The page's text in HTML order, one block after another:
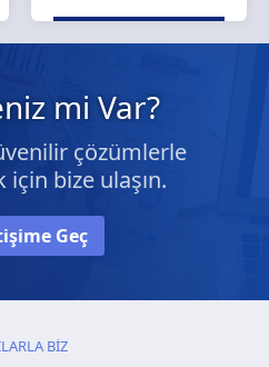
mi Var?
çözümlerle
bize ulaşın.
Geç
BİZ